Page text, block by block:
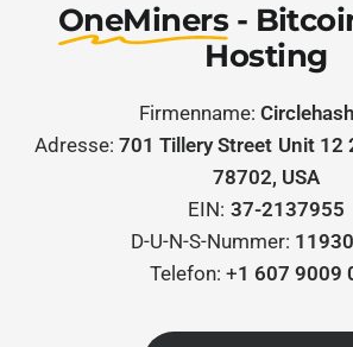
OneMiners-
Hosting
Firmenname:
Adresse:701 Tillery Street Unit 12
78702, USA
EIN: 37-2137955
D-U-N-S-Nummer:
Telefon: +1 607 9009